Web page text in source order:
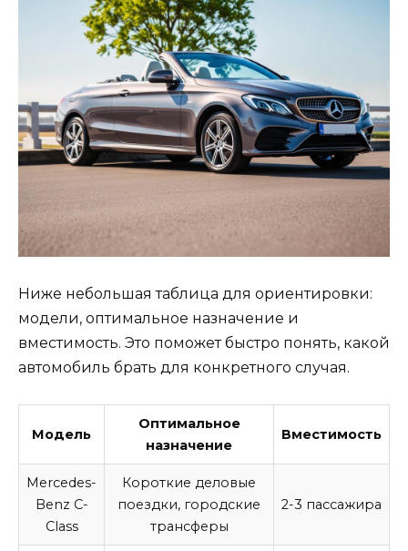
Ниже небольшая таблица для ориентировки:
модели, оптимальное назначение и
вместимость. Это поможет быстро понять, какой
автомобиль брать для конкретного случая.
Модель
Оптимальное
назначение
Вместимость
Mercedes-
Benz C-
Class
Короткие деловые
поездки, городские
трансферы
2-3 пассажира